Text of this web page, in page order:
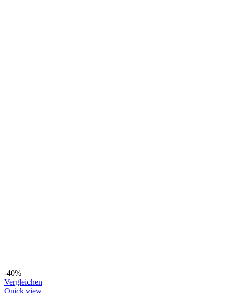
-40%
Vergleichen
Quick view